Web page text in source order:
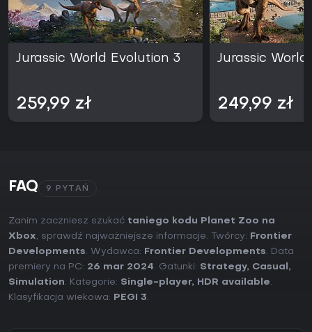
Jurassic World Evolution 3
259,99 zł
Jurassic
249,99 zł
FAQ 9 PYTAŃ
Zanim zaczniesz szukać taniego kodu Planet Zoo na
Xbox, sprawdź najważniejsze informacje. Twórcy:
Frontier
Developments. Wydawca: Frontier Developments. Data
premiery na PC: 26 mar 2024. Gatunki: Strategy, Casual ,
Simulation. Kategorie: Single-player, HDR available.
Klasyfikacja wiekowa:
PEGI 3.